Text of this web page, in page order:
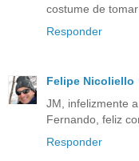
costume de
Responder
Felipe Nicoliello
JM, infelizmente
Fernando, feliz
Responder